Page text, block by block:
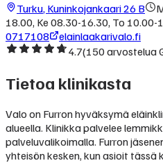
Turku, Kuninkojankaari 26 B
18.00, Ke 08.30-16.30, To
0717108
elainlaakarivalo.fi
4.7(150arvostelua
Tietoa klinikasta
Valo on Furron hyväksymä
alueella. Klinikka palvelee
palveluvalikoimalla. Furron
yhteisön kesken, kun asioit tässä